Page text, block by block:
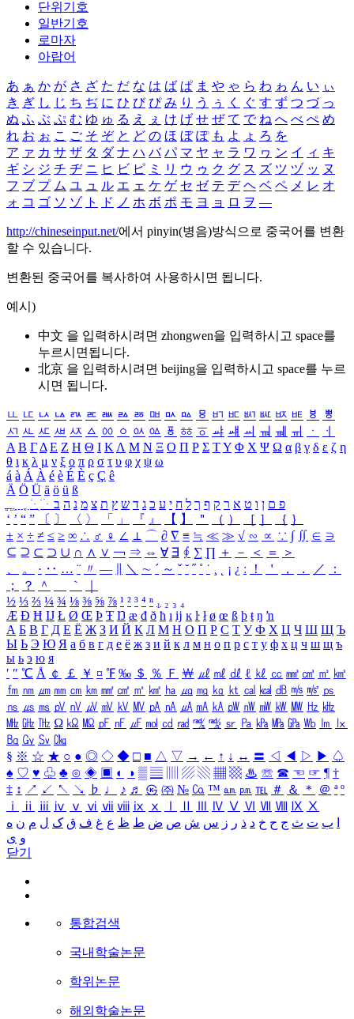
단위기호
일반기호
로마자
아랍어
あ ぁ か が さ ざ た だ な は ば ぱ ま や ゃ ら わ ゎ ん い ぃ
き ぎ し じ ち ぢ に ひ び ぴ み り う ぅ く ぐ す ず つ づ っ
ぬ ふ ぶ ぷ む ゆ ゅ る え ぇ け げ せ ぜ て で ね へ べ ぺ め
れ お ぉ こ ご そ ぞ と ど の ほ ぼ ぽ も よ ょ ろ を
ア ァ カ サ ザ タ ダ ナ ハ バ パ マ ヤ ャ ラ ワ ヮ ン イ ィ キ
ギ シ ジ チ ヂ ニ ヒ ビ ピ ミ リ ウ ゥ ク グ ス ズ ツ ヅ ッ ヌ
フ ブ プ ム ユ ュ ル エ ェ ケ ゲ セ ゼ テ デ ヘ ベ ペ メ レ オ
ォ コ ゴ ソ ゾ ト ド ノ ホ ボ ポ モ ヨ ョ ロ ヲ ―
http://chineseinput.net/에서 pinyin(병음)방식으로 중국어를 변환
할 수 있습니다.
변환된 중국어를 복사하여 사용하시면 됩니다.
예시)
中文 을 입력하시려면 zhongwen을 입력하시고 space를
누르시면됩니다.
北京 을 입력하시려면 beijing을 입력하시고 space를 누르
시면 됩니다.
ㅥ ㅦ ㅧ ㅨ ㅩ ㅪ ㅫ ㅬ ㅭ ㅮ ㅯ ㅰ ㅱ ㅲ ㅳ ㅴ ㅵ ㅶ ㅷ ㅸ
ㅹ
ㅺ ㅻ ㅼ ㅽ ㅾ ㅿ ㆀ ㆁ ㆂ ㆃ ㆄ ㆅ ㆆ ㆇ ㆈ ㆉ ㆊ ㆋ ㆌ ㆍ
ㆎ
Α Β ΓΔ Ε Ζ Η Θ Ι ΚΛ Μ Ν Ξ Ο Π Ρ Σ ΤΥ Φ Χ Ψ Ω α β γ δ ε ζ η
θ ι κ λ μ ν ξ ο π ρ σ τ υ φ χ ψ ω
á à Á À é è É È ç Ç ê
Ä Ö Ü ä ö ü ß
ִֶֹ ֻּ ׁׂ פ ם ן ו ט א ר ק ף ך ל ח י ע כ ג ד ש ץ ת צ מ נ ה ב
‘ ’ “ ” 〔 〕 〈 〉 「 」 『 』 【 】 ＂ （ ） ［ ］ ｛ ｝
± × ÷ ≠ ≤ ≥ ∞ ∴ ♂ ♀ ∠ ⊥ ⌒ ∂ ∇ ≡ ≒ ≪ ≫ √ ∽ ∝ ∵ ∫ ∬ ∈ ∋
⊆ ⊇ ⊂ ⊃ ∪ ∩ ∧ ∨ ￢ ⇒ ⇔ ∀ ∃ ∮ ∑ ∏ ＋ － ＜ ＝
＞
、
。 · ‥ … ¨ 〃 ― ＼ ∼ ´ ～ ˇ ˘ ˝ ˚ ˙ ¸ ¡ ¿ ː ！ ＇ ， ． ／
：
；
？ ＾ ｀
½ ⅓ ⅔ ¼ ¾ ⅛ ⅜ ⅝ ⅞ ¹ ² ³ ⁴ ⁿ ₁ ₂ ₃ ₄
Æ Ð Ħ Ĳ Ł Ø Œ Þ Ŧ Ŋ æ đ ð ħ ı ĳ ĸ ŀ ł ø œ ß þ ŧ ŋ ŉ
А Б В Г Д Е Ё Ж З И Й К Л М Н О П Р С Т У Ф Х Ц Ч Ш Щ Ъ
Ы Ь Э Ю Я а б в г д е ё ж з и й к л м н о п р с т у ф х ц ч ш щ ъ
ы ь э ю я
′ ″ ℃ Å ￠ ￡ ￥ ¤ ℉ ‰ ＄ ％ Ｆ ￦ ㎕ ㎖ ㎗ ℓ ㎘ ㏄ ㎣ ㎤ ㎥ ㎦
㎙ ㎚ ㎛ ㎜ ㎝ ㎞ ㎟ ㎠ ㎡ ㎢ ㏊ ㎍ ㎎ ㎏ ㏏ ㎈ ㎉ ㏈ ㎧ ㎨ ㎰
㎱ ㎲ ㎳ ㎴ ㎵ ㎶ ㎷ ㎸ ㎹ ㎀ ㎁ ㎂ ㎃ ㎄ ㎺ ㎻ ㎽ ㎾ ㎿ ㎐ ㎑
㎒ ㎓ ㎔ Ω ㏀ ㏁ ㎊ ㎋ ㎌ ㏖ ㏅ ㎭ ㎮ ㎯ ㏛ ㎩ ㎪ ㎫ ㎬ ㏝ ㏐
㏓
㏃ ㏉ ㏜ ㏆
§ ※ ☆ ★ ○ ● ◎ ◇ ◆ □ ■ △ ▽ → ← ↑ ↓ ↔ 〓 ◁ ◀ ▷ ▶ ♤
♠ ♡ ♥ ♧ ♣ ⊙ ◈ ▣ ◐ ◑ ▒ ▤ ▨ ▧ ▦ ▩ ♨ ☏ ☎ ☜ ☞ ¶ †
‡ ↕ ↗ ↙ ↖ ↘ ♭ ♩ ♪ ♬ ㉿ ㈜ № ㏇ ™ ㏂ ㏘ ℡ ＃ ＆ ＊ ＠ ª º
ⅰ
ⅱ ⅲ ⅳ ⅴ ⅵ ⅶ ⅷ ⅸ ⅹ Ⅳ Ⅴ Ⅵ Ⅶ Ⅷ Ⅸ Ⅹ
ب ت ث ج ح خ د ذ ر ز س ش ص ض ط ظ ع غ ف ق ک ل م ن ه
و ی
닫기
통합검색
국내학술논문
학위논문
해외학술논문